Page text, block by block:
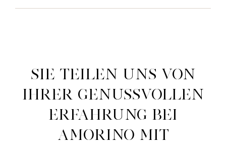
Sie teilen uns von
ihrer genussvollen
Erfahrung bei
Amorino mit